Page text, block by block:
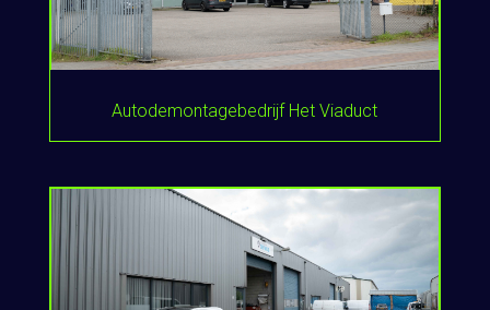
Autodemontagebedrijf Het Viaduct